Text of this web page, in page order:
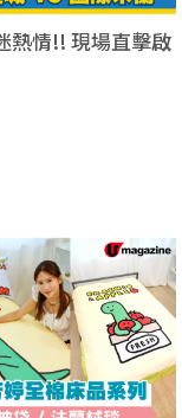
熱情!! 現場直擊啟